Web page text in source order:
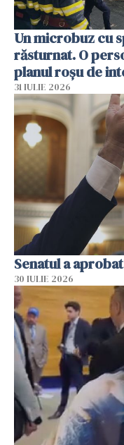
Un microbuz cu
răsturnat. O
planul roșu de
31 IULIE 2026
Senatul a
30 IULIE 2026